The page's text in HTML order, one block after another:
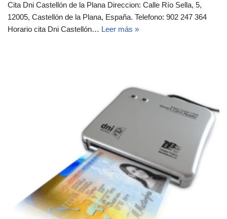
Cita Dni Castellón de la Plana Direccion: Calle Río Sella, 5,
12005, Castellón de la Plana, España. Telefono: 902 247 364
Horario cita Dni Castellón… Leer más »